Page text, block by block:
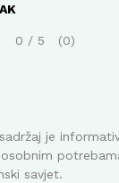
0 / 5 0
je
savjet.